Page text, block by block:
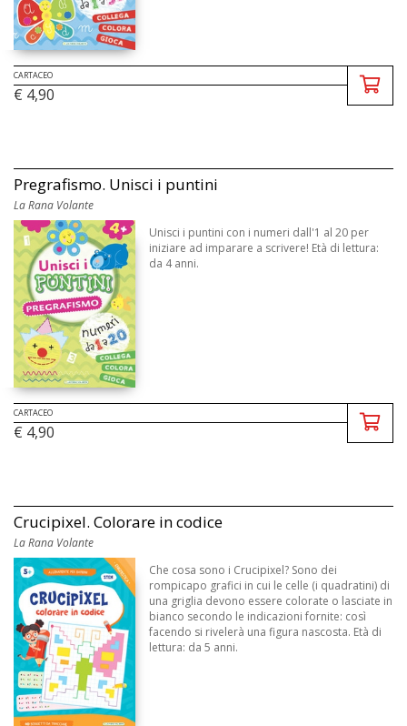
CARTACEO
€ 4,90
Pregrafismo. Unisci i puntini
La Rana Volante
Unisci i puntini con i numeri dall'1 al 20 per
iniziare ad imparare a scrivere! Età di lettura:
da 4 anni.
CARTACEO
€ 4,90
Crucipixel. Colorare in codice
La Rana Volante
Che cosa sono i Crucipixel? Sono dei
rompicapo grafici in cui le celle (i quadratini) di
una griglia devono essere colorate o lasciate in
bianco secondo le indicazioni fornite: così
facendo si rivelerà una figura nascosta. Età di
lettura: da 5 anni.